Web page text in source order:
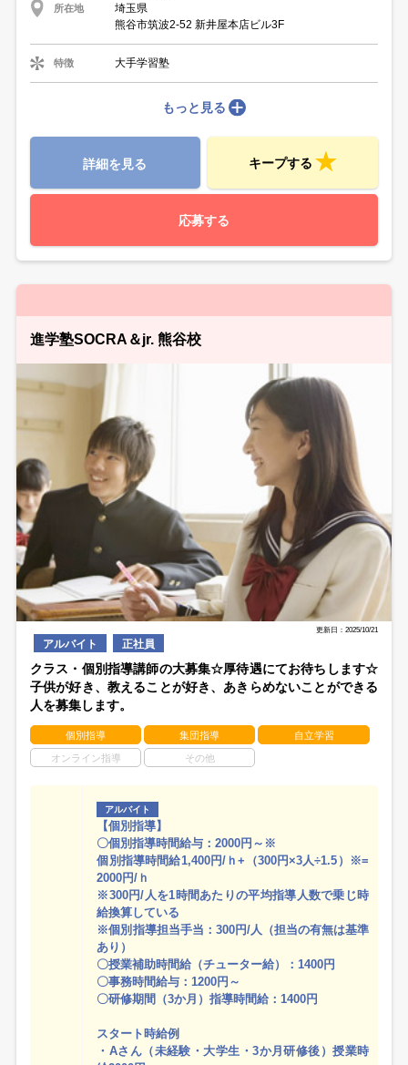
所在地
埼玉県
熊谷市筑波2-52 新井屋本店ビル3F
特徴 大手学習塾
もっと見る
詳細を見る キープする
応募する
進学塾SOCRA＆jr. 熊谷校
更新日：2025/10/21
アルバイト 正社員
クラス・個別指導講師の大募集☆厚待遇にてお待ちします☆
子供が好き、教えることが好き、あきらめないことができる
人を募集します。
個別指導 集団指導 自立学習
オンライン指導 その他
アルバイト
【個別指導】
〇個別指導時間給与：2000円～※
個別指導時間給1,400円/ｈ+（300円×3人÷1.5）※=
2000円/ｈ
※300円/人を1時間あたりの平均指導人数で乗じ時
給換算している
※個別指導担当手当：300円/人（担当の有無は基準
あり）
〇授業補助時間給（チューター給）：1400円
〇事務時間給与：1200円～
〇研修期間（3か月）指導時間給：1400円
スタート時給例
・Aさん（未経験・大学生・3か月研修後）授業時